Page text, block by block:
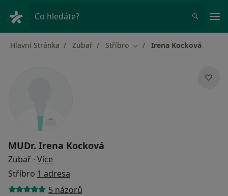
Co hledáte?
Hlavní Stránka Zubař Stříbro Změna města
Irena Kocková
MUDr. Irena Kocková
Zubař · Více
Stříbro 1 adresa
5 názorů